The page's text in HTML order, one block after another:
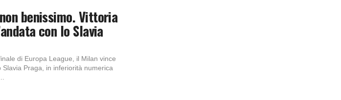
benissimo. Vittoria
con lo Slavia
di Europa League, il Milan vince
Praga, in inferiorità numerica